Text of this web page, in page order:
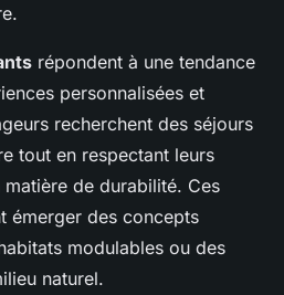
répondent à une tendance
personnalisées et
recherchent des séjours
tout en respectant leurs
de durabilité. Ces
émerger des concepts
modulables ou des
naturel.